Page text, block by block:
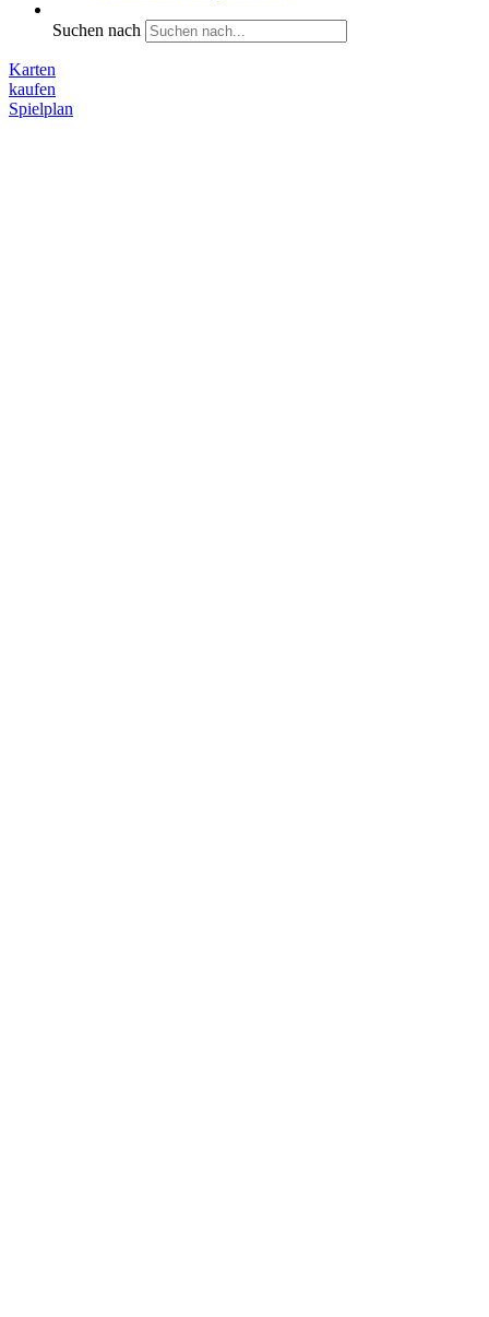
Suchen nach
Karten
kaufen
Spielplan